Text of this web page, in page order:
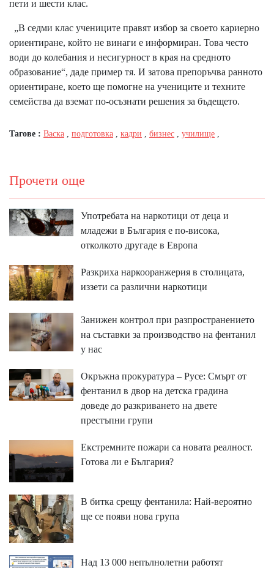
пети и шести клас.
„В седми клас учениците правят избор за своето кариерно
ориентиране, който не винаги е информиран. Това често
води до колебания и несигурност в края на средното
образование“, даде пример тя. И затова препоръчва ранното
ориентиране, което ще помогне на учениците и техните
семейства да вземат по-осъзнати решения за бъдещето.
Тагове : Васка подготовка кадри бизнес училище
Прочети още
Употребата на наркотици от деца и
младежи в България е по-висока,
отколкото другаде в Европа
Разкриха наркооранжерия в столицата,
иззети са различни наркотици
Занижен контрол при разпространението
на съставки за производство на фентанил
у нас
Окръжна прокуратура – Русе: Смърт от
фентанил в двор на детска градина
доведе до разкриването на двете
престъпни групи
Екстремните пожари са новата реалност.
Готова ли е България?
В битка срещу фентанила: Най-вероятно
ще се появи нова група
Над 13 000 непълнолетни работят